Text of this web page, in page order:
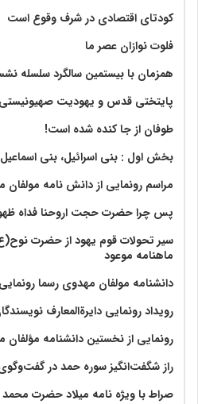
کودتای اقتصادی در شرف وقوع است
فلوت نوازان عصر ما
همزمان با بیستمین سالگرد
پایتختی قدس و یهودیت صهیونیستی
طوفان از جا کنده شده است!
بخش اول : بنی اسرائیل، بنی اسماعیل
مراسم رونمایی از دانش نامه
پس چرا حضرت حجت اروحنا فداه
سیر تحولات قوم یهود از حضرت
ماهنامه موعود
دانشنامه مولفان مهدوی رسما
رویداد رونمایی دایرةالمعارف
رونمایی از نخستین دانشنامه
راز شگفت‌انگیز سوره حمد در
صراط با ویژه نامه میلاد حضرت